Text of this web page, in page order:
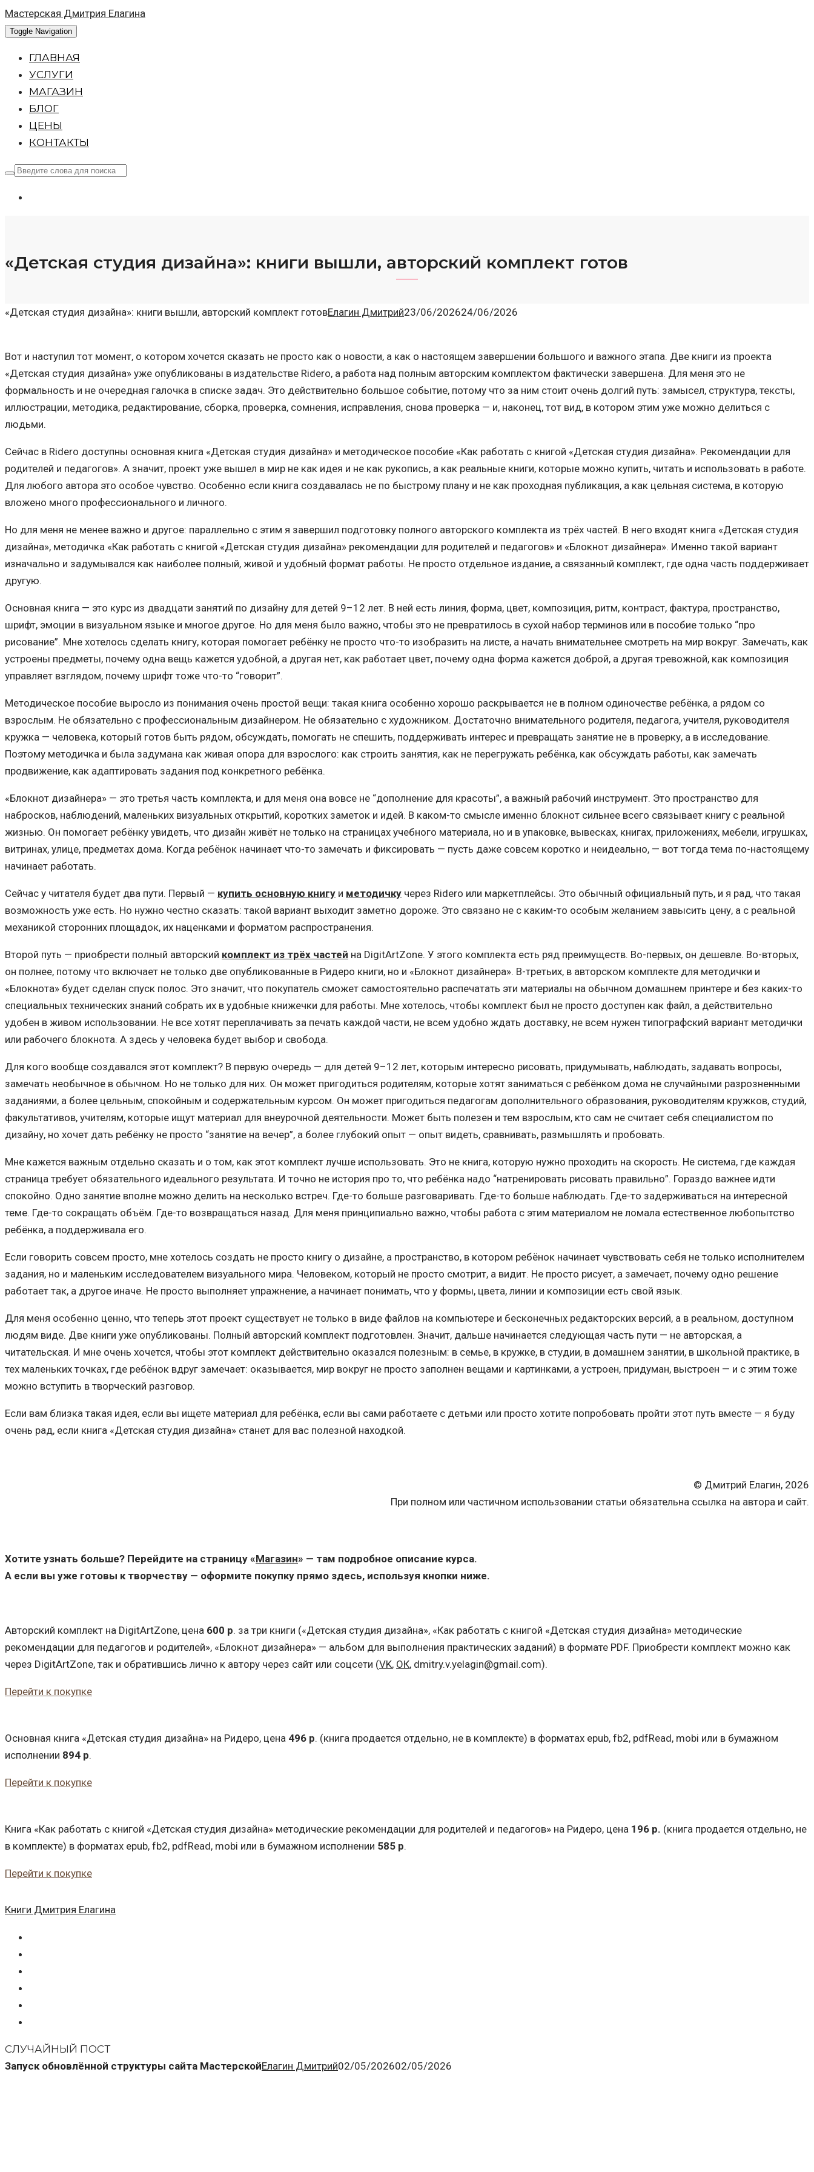
Мастерская Дмитрия Елагина
Toggle Navigation
ГЛАВНАЯ
УСЛУГИ
МАГАЗИН
БЛОГ
ЦЕНЫ
КОНТАКТЫ
«Детская студия дизайна»: книги вышли, авторский комплект готов
«Детская студия дизайна»: книги вышли, авторский комплект готовЕлагин Дмитрий23/06/202624/06/2026
Вот и наступил тот момент, о котором хочется сказать не просто как о новости, а как о настоящем завершении большого и важного этапа. Две книги из проекта
«Детская студия дизайна» уже опубликованы в издательстве Ridero, а работа над полным авторским комплектом фактически завершена. Для меня это не
формальность и не очередная галочка в списке задач. Это действительно большое событие, потому что за ним стоит очень долгий путь: замысел, структура, тексты,
иллюстрации, методика, редактирование, сборка, проверка, сомнения, исправления, снова проверка — и, наконец, тот вид, в котором этим уже можно делиться с
людьми.
Сейчас в Ridero доступны основная книга «Детская студия дизайна» и методическое пособие «Как работать с книгой «Детская студия дизайна». Рекомендации для
родителей и педагогов». А значит, проект уже вышел в мир не как идея и не как рукопись, а как реальные книги, которые можно купить, читать и использовать в работе.
Для любого автора это особое чувство. Особенно если книга создавалась не по быстрому плану и не как проходная публикация, а как цельная система, в которую
вложено много профессионального и личного.
Но для меня не менее важно и другое: параллельно с этим я завершил подготовку полного авторского комплекта из трёх частей. В него входят книга «Детская студия
дизайна», методичка «Как работать с книгой «Детская студия дизайна» рекомендации для родителей и педагогов» и «Блокнот дизайнера». Именно такой вариант
изначально и задумывался как наиболее полный, живой и удобный формат работы. Не просто отдельное издание, а связанный комплект, где одна часть поддерживает
другую.
Основная книга — это курс из двадцати занятий по дизайну для детей 9–12 лет. В ней есть линия, форма, цвет, композиция, ритм, контраст, фактура, пространство,
шрифт, эмоции в визуальном языке и многое другое. Но для меня было важно, чтобы это не превратилось в сухой набор терминов или в пособие только “про
рисование”. Мне хотелось сделать книгу, которая помогает ребёнку не просто что-то изобразить на листе, а начать внимательнее смотреть на мир вокруг. Замечать, как
устроены предметы, почему одна вещь кажется удобной, а другая нет, как работает цвет, почему одна форма кажется доброй, а другая тревожной, как композиция
управляет взглядом, почему шрифт тоже что-то “говорит”.
Методическое пособие выросло из понимания очень простой вещи: такая книга особенно хорошо раскрывается не в полном одиночестве ребёнка, а рядом со
взрослым. Не обязательно с профессиональным дизайнером. Не обязательно с художником. Достаточно внимательного родителя, педагога, учителя, руководителя
кружка — человека, который готов быть рядом, обсуждать, помогать не спешить, поддерживать интерес и превращать занятие не в проверку, а в исследование.
Поэтому методичка и была задумана как живая опора для взрослого: как строить занятия, как не перегружать ребёнка, как обсуждать работы, как замечать
продвижение, как адаптировать задания под конкретного ребёнка.
«Блокнот дизайнера» — это третья часть комплекта, и для меня она вовсе не “дополнение для красоты”, а важный рабочий инструмент. Это пространство для
набросков, наблюдений, маленьких визуальных открытий, коротких заметок и идей. В каком-то смысле именно блокнот сильнее всего связывает книгу с реальной
жизнью. Он помогает ребёнку увидеть, что дизайн живёт не только на страницах учебного материала, но и в упаковке, вывесках, книгах, приложениях, мебели, игрушках,
витринах, улице, предметах дома. Когда ребёнок начинает что-то замечать и фиксировать — пусть даже совсем коротко и неидеально, — вот тогда тема по-настоящему
начинает работать.
Сейчас у читателя будет два пути. Первый — купить основную книгу и методичку через Ridero или маркетплейсы. Это обычный официальный путь, и я рад, что такая
возможность уже есть. Но нужно честно сказать: такой вариант выходит заметно дороже. Это связано не с каким-то особым желанием завысить цену, а с реальной
механикой сторонних площадок, их наценками и форматом распространения.
Второй путь — приобрести полный авторский комплект из трёх частей на DigitArtZone. У этого комплекта есть ряд преимуществ. Во-первых, он дешевле. Во-вторых,
он полнее, потому что включает не только две опубликованные в Ридеро книги, но и «Блокнот дизайнера». В-третьих, в авторском комплекте для методички и
«Блокнота» будет сделан спуск полос. Это значит, что покупатель сможет самостоятельно распечатать эти материалы на обычном домашнем принтере и без каких-то
специальных технических знаний собрать их в удобные книжечки для работы. Мне хотелось, чтобы комплект был не просто доступен как файл, а действительно
удобен в живом использовании. Не все хотят переплачивать за печать каждой части, не всем удобно ждать доставку, не всем нужен типографский вариант методички
или рабочего блокнота. А здесь у человека будет выбор и свобода.
Для кого вообще создавался этот комплект? В первую очередь — для детей 9–12 лет, которым интересно рисовать, придумывать, наблюдать, задавать вопросы,
замечать необычное в обычном. Но не только для них. Он может пригодиться родителям, которые хотят заниматься с ребёнком дома не случайными разрозненными
заданиями, а более цельным, спокойным и содержательным курсом. Он может пригодиться педагогам дополнительного образования, руководителям кружков, студий,
факультативов, учителям, которые ищут материал для внеурочной деятельности. Может быть полезен и тем взрослым, кто сам не считает себя специалистом по
дизайну, но хочет дать ребёнку не просто “занятие на вечер”, а более глубокий опыт — опыт видеть, сравнивать, размышлять и пробовать.
Мне кажется важным отдельно сказать и о том, как этот комплект лучше использовать. Это не книга, которую нужно проходить на скорость. Не система, где каждая
страница требует обязательного идеального результата. И точно не история про то, что ребёнка надо “натренировать рисовать правильно”. Гораздо важнее идти
спокойно. Одно занятие вполне можно делить на несколько встреч. Где-то больше разговаривать. Где-то больше наблюдать. Где-то задерживаться на интересной
теме. Где-то сокращать объём. Где-то возвращаться назад. Для меня принципиально важно, чтобы работа с этим материалом не ломала естественное любопытство
ребёнка, а поддерживала его.
Если говорить совсем просто, мне хотелось создать не просто книгу о дизайне, а пространство, в котором ребёнок начинает чувствовать себя не только исполнителем
задания, но и маленьким исследователем визуального мира. Человеком, который не просто смотрит, а видит. Не просто рисует, а замечает, почему одно решение
работает так, а другое иначе. Не просто выполняет упражнение, а начинает понимать, что у формы, цвета, линии и композиции есть свой язык.
Для меня особенно ценно, что теперь этот проект существует не только в виде файлов на компьютере и бесконечных редакторских версий, а в реальном, доступном
людям виде. Две книги уже опубликованы. Полный авторский комплект подготовлен. Значит, дальше начинается следующая часть пути — не авторская, а
читательская. И мне очень хочется, чтобы этот комплект действительно оказался полезным: в семье, в кружке, в студии, в домашнем занятии, в школьной практике, в
тех маленьких точках, где ребёнок вдруг замечает: оказывается, мир вокруг не просто заполнен вещами и картинками, а устроен, придуман, выстроен — и с этим тоже
можно вступить в творческий разговор.
Если вам близка такая идея, если вы ищете материал для ребёнка, если вы сами работаете с детьми или просто хотите попробовать пройти этот путь вместе — я буду
очень рад, если книга «Детская студия дизайна» станет для вас полезной находкой.
© Дмитрий Елагин, 2026
При полном или частичном использовании статьи обязательна ссылка на автора и сайт.
Хотите узнать больше? Перейдите на страницу «Магазин» — там подробное описание курса.
А если вы уже готовы к творчеству — оформите покупку прямо здесь, используя кнопки ниже.
Авторский комплект на DigitArtZone, цена 600 р. за три книги («Детская студия дизайна», «Как работать с книгой «Детская студия дизайна» методические
рекомендации для педагогов и родителей», «Блокнот дизайнера» — альбом для выполнения практических заданий) в формате PDF. Приобрести комплект можно как
через DigitArtZone, так и обратившись лично к автору через сайт или соцсети (VK, ОК, dmitry.v.yelagin@gmail.com).
Перейти к покупке
Основная книга «Детская студия дизайна» на Ридеро, цена 496 р. (книга продается отдельно, не в комплекте) в форматах epub, fb2, pdfRead, mobi или в бумажном
исполнении 894 р.
Перейти к покупке
Книга «Как работать с книгой «Детская студия дизайна» методические рекомендации для родителей и педагогов» на Ридеро, цена 196 р. (книга продается отдельно, не
в комплекте) в форматах epub, fb2, pdfRead, mobi или в бумажном исполнении 585 р.
Перейти к покупке
Книги Дмитрия Елагина
СЛУЧАЙНЫЙ ПОСТ
Запуск обновлённой структуры сайта МастерскойЕлагин Дмитрий02/05/202602/05/2026